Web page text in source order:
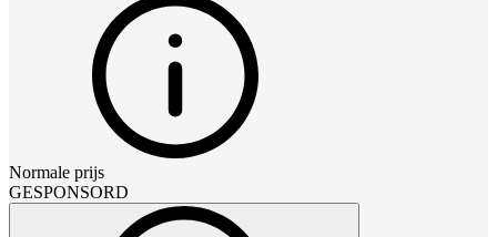
Normale prijs
GESPONSORD